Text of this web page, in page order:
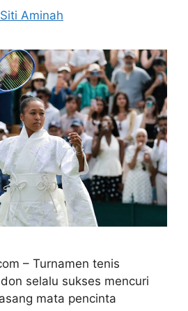
Siti Aminah
– Turnamen tenis
selalu sukses mencuri
mata pencinta